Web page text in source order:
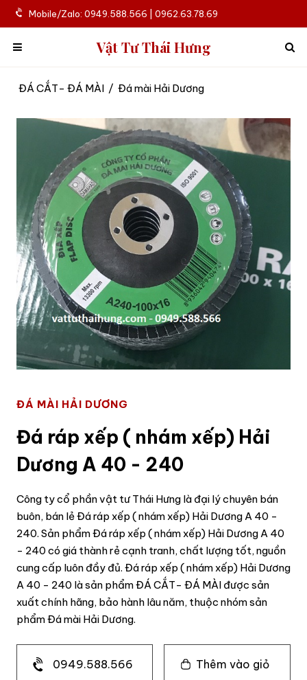
Mobile/Zalo: 0949.588.566 | 0962.63.78.69
Vật Tư Thái Hưng
ĐÁ CẮT- ĐÁ MÀI / Đá mài Hải Dương
ĐÁ MÀI HẢI DƯƠNG
Đá ráp xếp ( nhám xếp) Hải
Dương A 40 - 240
Công ty cổ phần vật tư Thái Hưng là đại lý chuyên bán
buôn, bán lẻ Đá ráp xếp ( nhám xếp) Hải Dương A 40 -
240. Sản phẩm Đá ráp xếp ( nhám xếp) Hải Dương A 40
- 240 có giá thành rẻ cạnh tranh, chất lượng tốt, nguồn
cung cấp luôn đầy đủ. Đá ráp xếp ( nhám xếp) Hải Dương
A 40 - 240 là sản phẩm ĐÁ CẮT- ĐÁ MÀI được sản
xuất chính hãng, bảo hành lâu năm, thuộc nhóm sản
phẩm Đá mài Hải Dương.
0949.588.566 Thêm vào giỏ